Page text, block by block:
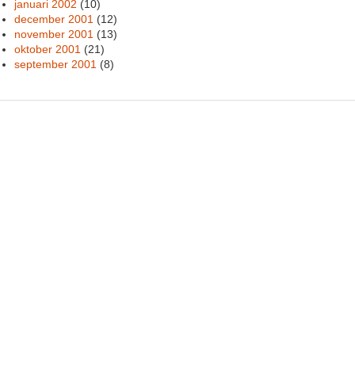
januari 2002 (10)
december 2001 (12)
november 2001 (13)
oktober 2001 (21)
september 2001 (8)